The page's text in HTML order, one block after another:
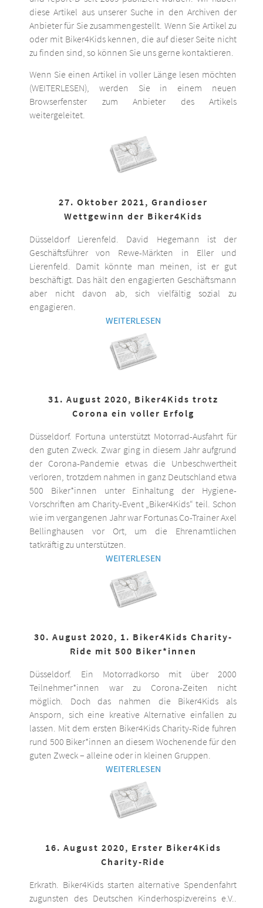
diese Artikel aus unserer Suche in den Archiven der
Anbieter für Sie zusammengestellt. Wenn Sie Artikel zu
oder mit Biker4Kids kennen, die auf dieser Seite nicht
zu finden sind, so können Sie uns gerne kontaktieren.
Wenn Sie einen Artikel in voller Länge lesen möchten
(WEITERLESEN), werden Sie in einem neuen
Browserfenster zum Anbieter des Artikels
weitergeleitet.
27. Oktober 2021, Grandioser
Wettgewinn der Biker4Kids
Düsseldorf Lierenfeld. David Hegemann ist der
Geschäftsführer von Rewe-Märkten in Eller und
Lierenfeld. Damit könnte man meinen, ist er gut
beschäftigt. Das hält den engagierten Geschäftsmann
aber nicht davon ab, sich vielfältig sozial zu
engagieren.
WEITERLESEN
31. August 2020, Biker4Kids trotz
Corona ein voller Erfolg
Düsseldorf. Fortuna unterstützt Motorrad-Ausfahrt für
den guten Zweck. Zwar ging in diesem Jahr aufgrund
der Corona-Pandemie etwas die Unbeschwertheit
verloren, trotzdem nahmen in ganz Deutschland etwa
500 Biker*innen unter Einhaltung der Hygiene-
Vorschriften am Charity-Event „Biker4Kids“ teil. Schon
wie im vergangenen Jahr war Fortunas Co-Trainer Axel
Bellinghausen vor Ort, um die Ehrenamtlichen
tatkräftig zu unterstützen.
WEITERLESEN
30. August 2020, 1. Biker4Kids Charity-
Ride mit 500 Biker*innen
Düsseldorf. Ein Motorradkorso mit über 2000
Teilnehmer*innen war zu Corona-Zeiten nicht
möglich. Doch das nahmen die Biker4Kids als
Ansporn, sich eine kreative Alternative einfallen zu
lassen. Mit dem ersten Biker4Kids Charity-Ride fuhren
rund 500 Biker*innen an diesem Wochenende für den
guten Zweck – alleine oder in kleinen Gruppen.
WEITERLESEN
16. August 2020, Erster Biker4Kids
Charity-Ride
Erkrath. Biker4Kids starten alternative Spendenfahrt
zugunsten des Deutschen Kinderhospizvereins e.V..